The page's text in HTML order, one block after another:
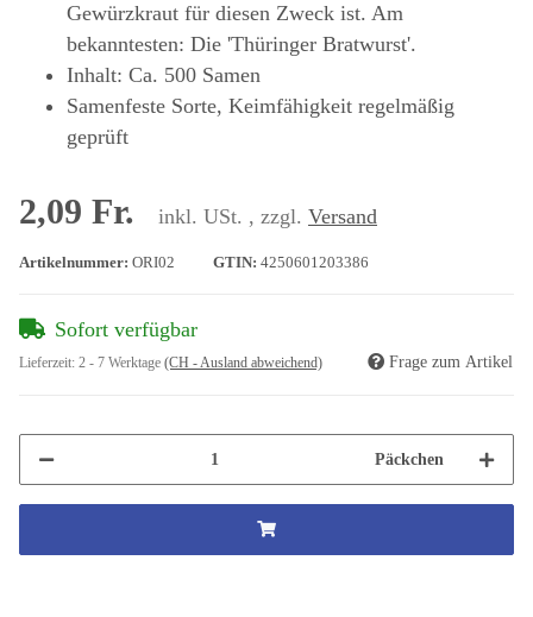
Gewürzkraut für diesen Zweck ist. Am
bekanntesten: Die 'Thüringer Bratwurst'.
Inhalt: Ca. 500 Samen
Samenfeste Sorte, Keimfähigkeit regelmäßig
geprüft
2,09 Fr. inkl. USt. , zzgl. Versand
Artikelnummer: ORI02 GTIN: 4250601203386
Sofort verfügbar
Lieferzeit: 2 - 7 Werktage (CH - Ausland abweichend) Frage zum Artikel
Päckchen